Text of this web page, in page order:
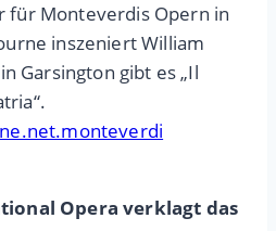
für Monteverdis Opern in
inszeniert William
Garsington gibt es „Il
Opera verklagt das